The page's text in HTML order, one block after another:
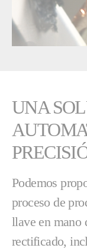
UNA
Podemos
proceso de
llave en mano
rectificado,